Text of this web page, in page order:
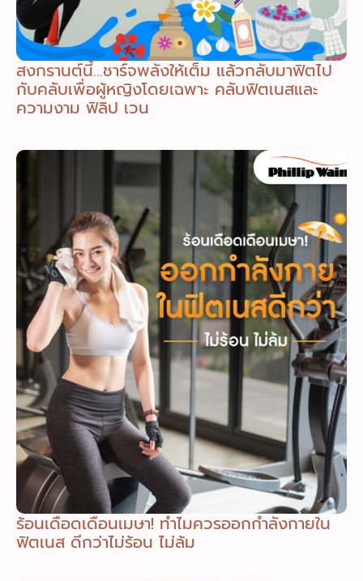
สงกรานต์นี้…ชาร์จพลังให้เต็ม แล้วกลับมาฟิตไป
กับคลับเพื่อผู้หญิงโดยเฉพาะ คลับฟิตเนสและ
ความงาม ฟิลิป เวน
ร้อนเดือดเดือนเมษา! ทำไมควรออกกำลังกายใน
ฟิตเนส ดีกว่าไม่ร้อน ไม่ล้ม